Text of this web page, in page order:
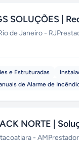
SOLUÇÕES |
de Janeiro - RJ
e Estruturadas
de Alarme de
NORTE |
- AM